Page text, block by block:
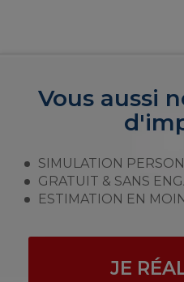
Vous aussi
SIMULATION
GRATUIT & SANS
ESTIMATION EN
JE